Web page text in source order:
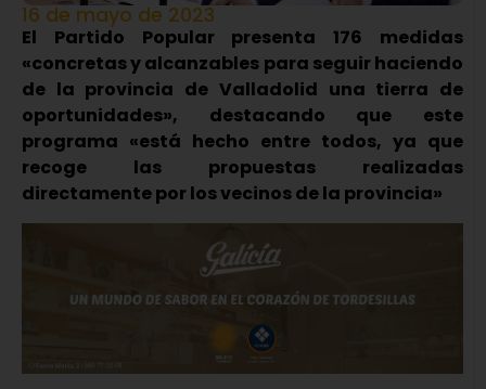
16 de mayo de 2023
El Partido Popular presenta 176 medidas
«concretas y alcanzables para seguir haciendo
de la provincia de Valladolid una tierra de
oportunidades», destacando que este
programa «está hecho entre todos, ya que
recoge las propuestas realizadas
directamente por los vecinos de la provincia»